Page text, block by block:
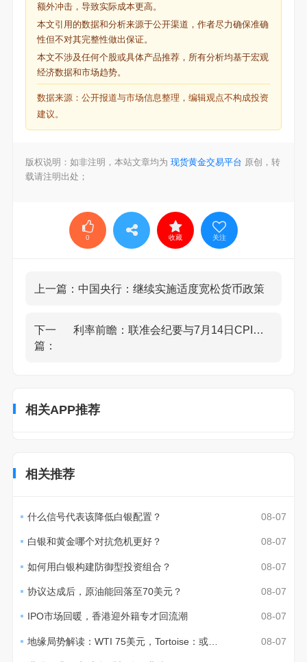
额外冲击，导致实际成本更高。
本文引用的数据和分析来源于公开渠道，作者尽力确保准确
性但不对其完整性做出保证。
本文不涉及任何个股或具体产品推荐，所有分析均基于宏观
经济数据和市场趋势。
数据来源：公开报道与市场信息整理，编辑观点不构成投资
建议。
版权说明：如非注明，本站文章均为 现货黄金交易平台 原创，转
载请注明出处；
0 收藏 关注
上一篇： 中国央行：继续实施适度宽松货币政策
下一
篇：
利率前瞻：联准会纪要与7月14日CPI黄金风险
相关APP推荐
相关推荐
08-07
什么信号代表该降低白银配置？
08-07
白银和黄金哪个对抗危机更好？
08-07
如何用白银构建防御型投资组合？
08-07
协议达成后，原油能回落至70美元？
08-07
IPO市场回暖，香港迎外籍专才回流潮
08-07
地缘局势解读：WTI 75美元，Tortoise：或至70美元